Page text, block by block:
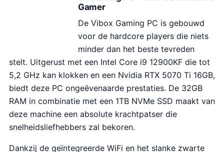
Gamer
De Vibox Gaming PC is gebouwd
voor de hardcore players die niets
minder dan het beste tevreden
stelt. Uitgerust met een Intel Core i9 12900KF die tot
5,2 GHz kan klokken en een Nvidia RTX 5070 Ti 16GB,
biedt deze PC ongeëvenaarde prestaties. De 32GB
RAM in combinatie met een 1TB NVMe SSD maakt van
deze machine een absolute krachtpatser die
snelheidsliefhebbers zal bekoren.
Dankzij de geïntegreerde WiFi en het slanke zwarte